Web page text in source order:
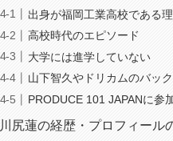
出身が福岡工業高校である
高校時代のエピソード
大学には進学していない
山下智久やドリカムのバッ
PRODUCE 101 JAPANに参
川尻蓮の経歴・プロフィール